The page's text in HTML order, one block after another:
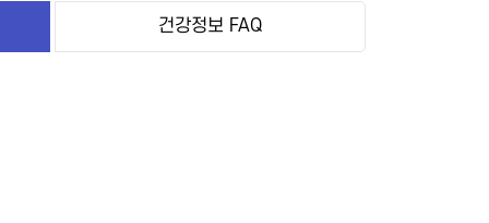
건강정보 FAQ